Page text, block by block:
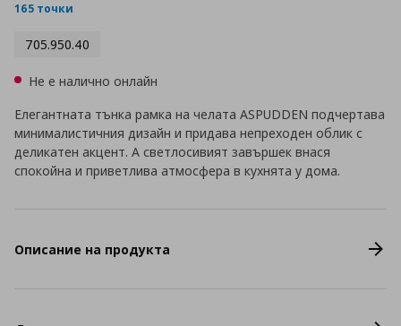
165 точки
705.950.40
Не е налично онлайн
Елегантната тънка рамка на челата ASPUDDEN подчертава
минималистичния дизайн и придава непреходен облик с
деликатен акцент. А светлосивият завършек внася
спокойна и приветлива атмосфера в кухнята у дома.
Описание на продукта